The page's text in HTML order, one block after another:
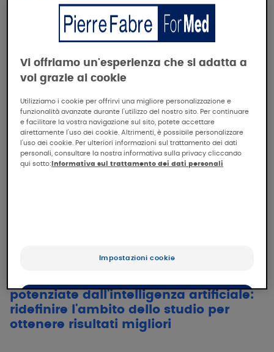
l'intelligenza
artificiale sta
rivoluzionando la
cura dell'acne
Durante l’ultima edizione dell'International
Forum of Dermatology 2026, da noi organizzato
sul tema "Inventare il futuro della
potenziate dall'intelligenza artificiale:
ridefinire l'ambito dello studio per
ottenere risultati migliori
Vi offriamo un'esperienza che si adatta a
voi grazie ai cookie
Utilizziamo i cookie per offrirvi una migliore personalizzazione e
funzionalità avanzate durante l'utilizzo del nostro sito. Per continuare
e facilitare la vostra navigazione sul sito, potete accettare
direttamente l'uso dei cookie. Altrimenti, è possibile personalizzare
l'uso dei cookie. Per ulteriori informazioni sul trattamento dei dati
personali, consultare la nostra informativa sulla privacy cliccando
qui sotto: Informativa sul trattamento dei dati personali
Impostazioni cookie
Rifiuta tutti i cookie e chiudi
Accetta tutti i cookie